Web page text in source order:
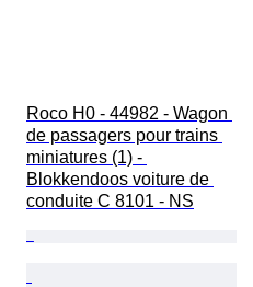
Roco H0 - 44982 - Wagon
de passagers pour trains
miniatures (1) -
Blokkendoos voiture de
conduite C 8101 - NS